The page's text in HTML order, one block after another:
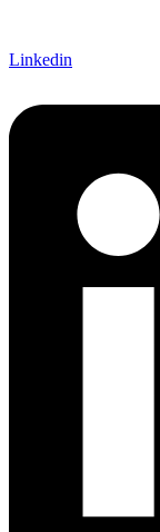
Linkedin